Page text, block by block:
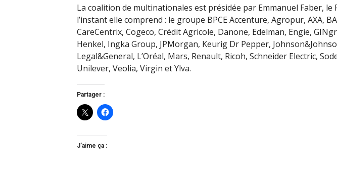
La coalition de multinationales est présidée par Emmanuel Faber, le
l’instant elle comprend : le groupe BPCE Accenture, Agropur, AXA,
CareCentrix, Cogeco, Crédit Agricole, Danone, Edelman, Engie,
Henkel, Ingka Group, JPMorgan, Keurig Dr Pepper,
Legal&General, L’Oréal, Mars, Renault, Ricoh, Schneider Electric,
Unilever, Veolia, Virgin et Ylva.
Partager :
J’aime ça :